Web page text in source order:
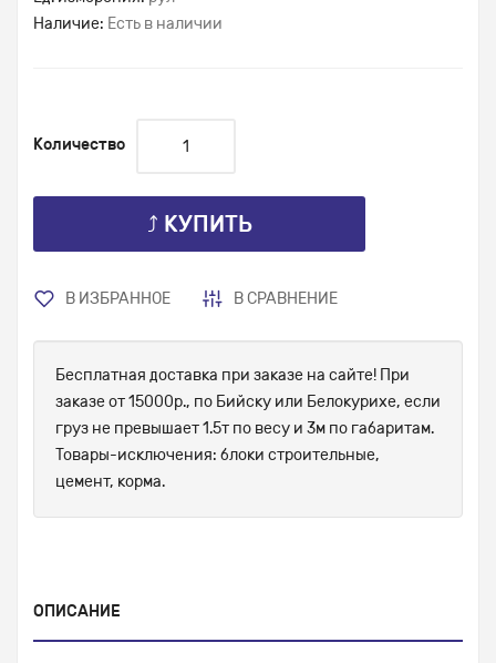
Наличие: Есть в наличии
Количество
⤴ КУПИТЬ
В ИЗБРАННОЕ В СРАВНЕНИЕ
Бесплатная доставка при заказе на сайте! При
заказе от 15000р., по Бийску или Белокурихе, если
груз не превышает 1.5т по весу и 3м по габаритам.
Товары-исключения: блоки строительные,
цемент, корма.
ОПИСАНИЕ